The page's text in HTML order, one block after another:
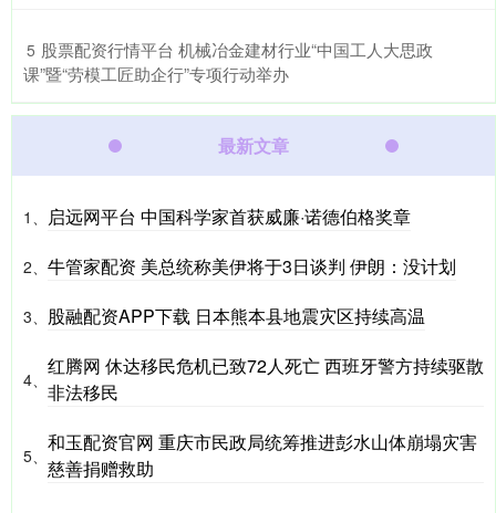
5 ​股票配资行情平台 机械冶金建材行业“中国工人大思政
课”暨“劳模工匠助企行”专项行动举办
最新文章
1、 启远网平台 中国科学家首获威廉·诺德伯格奖章
2、 牛管家配资 美总统称美伊将于3日谈判 伊朗：没计划
3、 股融配资APP下载 日本熊本县地震灾区持续高温
4、
红腾网 休达移民危机已致72人死亡 西班牙警方持续驱散
非法移民
5、
和玉配资官网 重庆市民政局统筹推进彭水山体崩塌灾害
慈善捐赠救助